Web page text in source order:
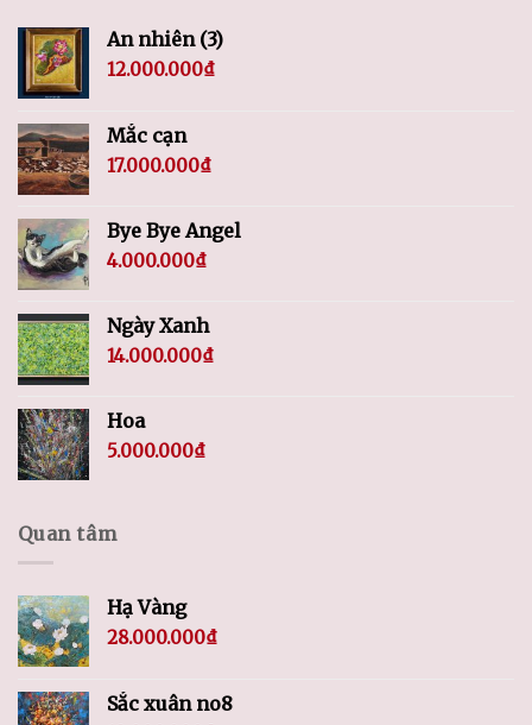
An nhiên (3)
12.000.000₫
Mắc cạn
17.000.000₫
Bye Bye Angel
4.000.000₫
Ngày Xanh
14.000.000₫
Hoa
5.000.000₫
Quan tâm
Hạ Vàng
28.000.000₫
Sắc xuân no8